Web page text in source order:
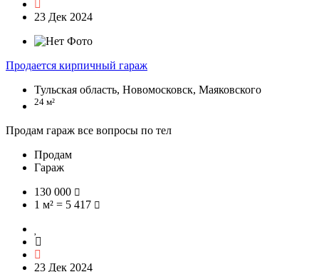
23 Дек 2024
Продается кирпичный гараж
Тульская область, Новомосковск, Маяковского
24 м²
Продам гараж все вопросы по тел
Продам
Гараж
130 000
1 м² = 5 417
23 Дек 2024